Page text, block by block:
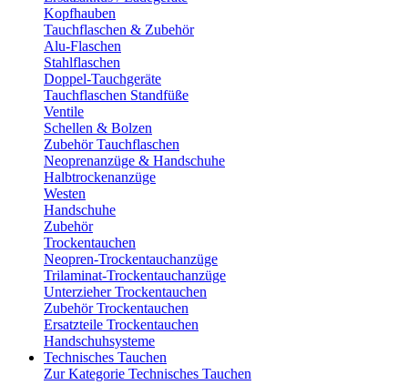
Kopfhauben
Tauchflaschen & Zubehör
Alu-Flaschen
Stahlflaschen
Doppel-Tauchgeräte
Tauchflaschen Standfüße
Ventile
Schellen & Bolzen
Zubehör Tauchflaschen
Neoprenanzüge & Handschuhe
Halbtrockenanzüge
Westen
Handschuhe
Zubehör
Trockentauchen
Neopren-Trockentauchanzüge
Trilaminat-Trockentauchanzüge
Unterzieher Trockentauchen
Zubehör Trockentauchen
Ersatzteile Trockentauchen
Handschuhsysteme
Technisches Tauchen
Zur Kategorie Technisches Tauchen